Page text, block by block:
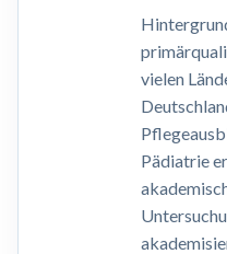
vielen
Pädiatrie